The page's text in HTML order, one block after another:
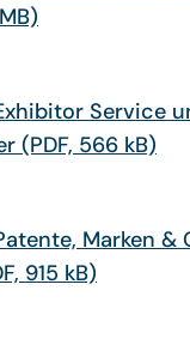
Service
(PDF, 566 kB)
Marken
915 kB)